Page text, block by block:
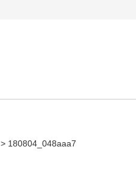
> 180804_048aaa7